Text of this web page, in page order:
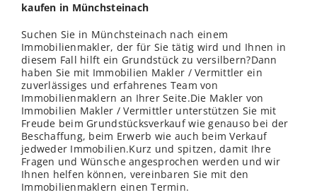
kaufen in Münchsteinach
Suchen Sie in Münchsteinach nach einem
Immobilienmakler, der für Sie tätig wird und Ihnen in
diesem Fall hilft ein Grundstück zu versilbern?Dann
haben Sie mit Immobilien Makler / Vermittler ein
zuverlässiges und erfahrenes Team von
Immobilienmaklern an Ihrer Seite.Die Makler von
Immobilien Makler / Vermittler unterstützen Sie mit
Freude beim Grundstücksverkauf wie genauso bei der
Beschaffung, beim Erwerb wie auch beim Verkauf
jedweder Immobilien.Kurz und spitzen, damit Ihre
Fragen und Wünsche angesprochen werden und wir
Ihnen helfen können, vereinbaren Sie mit den
Immobilienmaklern einen Termin.